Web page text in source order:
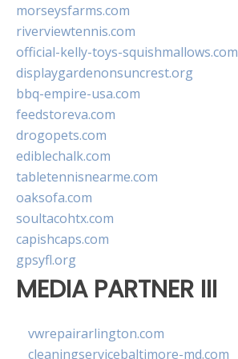
morseysfarms.com
riverviewtennis.com
official-kelly-toys-squishmallows.com
displaygardenonsuncrest.org
bbq-empire-usa.com
feedstoreva.com
drogopets.com
ediblechalk.com
tabletennisnearme.com
oaksofa.com
soultacohtx.com
capishcaps.com
gpsyfl.org
MEDIA PARTNER III
vwrepairarlington.com
cleaningservicebaltimore-md.com